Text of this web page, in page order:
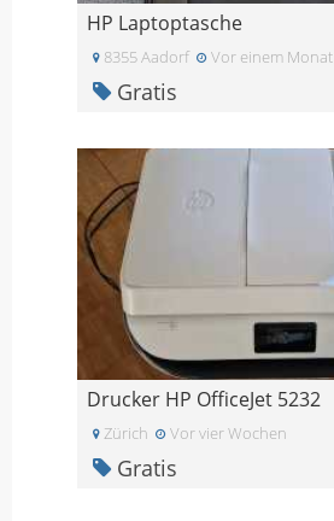
HP Laptoptasche
8355 Aadorf Vor einem Monat
Gratis
Drucker HP OfficeJet 5232
Zürich Vor vier Wochen
Gratis